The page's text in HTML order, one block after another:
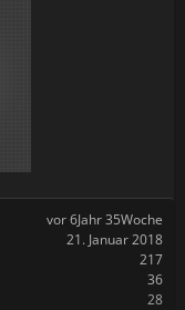
vor 6Jahr 35Woche
21. Januar 2018
217
36
28